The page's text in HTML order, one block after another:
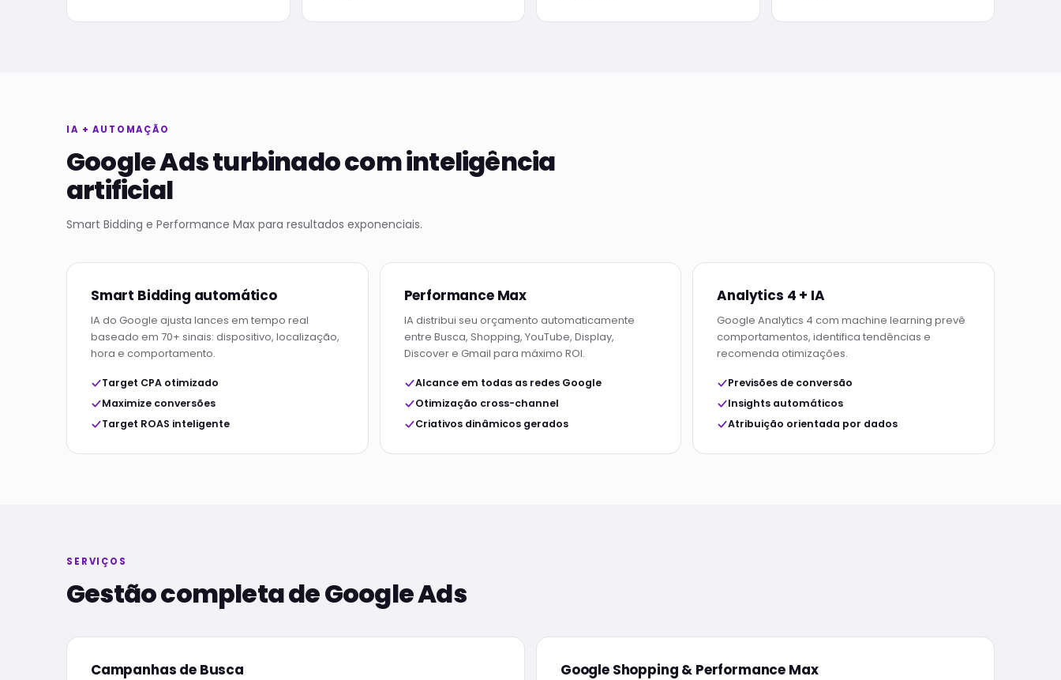
IA + AUTOMAÇÃO
Google Ads turbinado com inteligência
artificial
Smart Bidding e Performance Max para resultados exponenciais.
Smart Bidding automático
IA do Google ajusta lances em tempo real
baseado em 70+ sinais: dispositivo, localização,
hora e comportamento.
Target CPA otimizado
Maximize conversões
Target ROAS inteligente
Performance Max
IA distribui seu orçamento automaticamente
entre Busca, Shopping, YouTube, Display,
Discover e Gmail para máximo ROI.
Alcance em todas as redes Google
Otimização cross-channel
Criativos dinâmicos gerados
Analytics 4 + IA
Google Analytics 4 com machine learning prevê
comportamentos, identifica tendências e
recomenda otimizações.
Previsões de conversão
Insights automáticos
Atribuição orientada por dados
SERVIÇOS
Gestão completa de Google Ads
Campanhas de Busca Google Shopping & Performance Max